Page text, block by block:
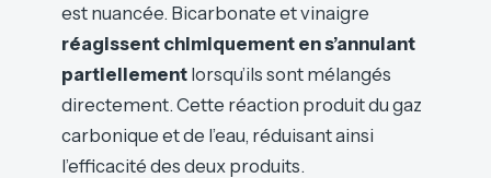
est nuancée. Bicarbonate et vinaigre
réagissent chimiquement en s’annulant
partiellement lorsqu’ils sont mélangés
directement. Cette réaction produit du gaz
carbonique et de l’eau, réduisant ainsi
l’efficacité des deux produits.